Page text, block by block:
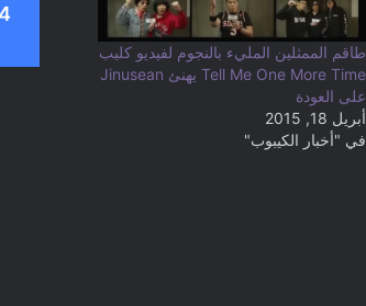
طاقم الممثلين المليء بالنجوم لفيديو كليب
Tell Me One More Time يهنئ Jinusean
على العودة
أبريل 18, 2015
في "أخبار الكيبوب"